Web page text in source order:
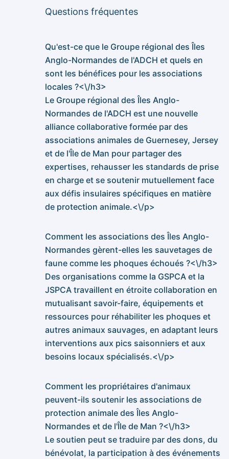
Questions fréquentes
Qu'est-ce que le Groupe régional des Îles
Anglo-Normandes de l'ADCH et quels en
sont les bénéfices pour les associations
locales ?<\/h3>
Le Groupe régional des Îles Anglo-
Normandes de l'ADCH est une nouvelle
alliance collaborative formée par des
associations animales de Guernesey, Jersey
et de l'Île de Man pour partager des
expertises, rehausser les standards de prise
en charge et se soutenir mutuellement face
aux défis insulaires spécifiques en matière
de protection animale.<\/p>
Comment les associations des Îles Anglo-
Normandes gèrent-elles les sauvetages de
faune comme les phoques échoués ?<\/h3>
Des organisations comme la GSPCA et la
JSPCA travaillent en étroite collaboration en
mutualisant savoir-faire, équipements et
ressources pour réhabiliter les phoques et
autres animaux sauvages, en adaptant leurs
interventions aux pics saisonniers et aux
besoins locaux spécialisés.<\/p>
Comment les propriétaires d'animaux
peuvent-ils soutenir les associations de
protection animale des Îles Anglo-
Normandes et de l'Île de Man ?<\/h3>
Le soutien peut se traduire par des dons, du
bénévolat, la participation à des événements